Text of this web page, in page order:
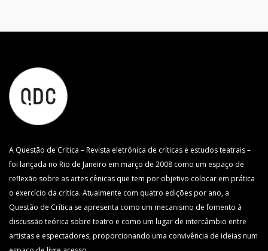
A Questão de Crítica – Revista eletrônica de críticas e estudos teatrais –
foi lançada no Rio de Janeiro em março de 2008 como um espaço de
reflexão sobre as artes cênicas que tem por objetivo colocar em prática
o exercício da crítica. Atualmente com quatro edições por ano, a
Questão de Crítica se apresenta como um mecanismo de fomento à
discussão teórica sobre teatro e como um lugar de intercâmbio entre
artistas e espectadores, proporcionando uma convivência de ideias num